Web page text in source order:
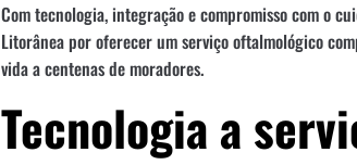
Com tecnologia, integração e compromisso com o
Litorânea por oferecer um serviço oftalmológico
vida a centenas de moradores.
Tecnologia a